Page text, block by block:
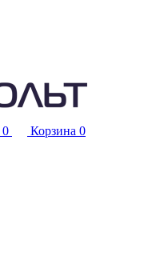
0 Корзина 0